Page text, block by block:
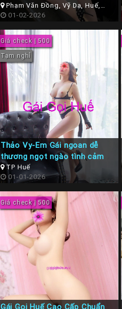
Phạm Văn Đồng, Vỹ Dạ, Huế,
Thừa Thiên Huế
01-02-2026
Giá check | 500
Tạm nghỉ
Thảo Vy-Em Gái ngoan dễ
thương ngọt ngào tình cảm
TP Huế
01-01-2026
Giá check | 500
Gái Gọi Huế Cao Cấp Chuẩn